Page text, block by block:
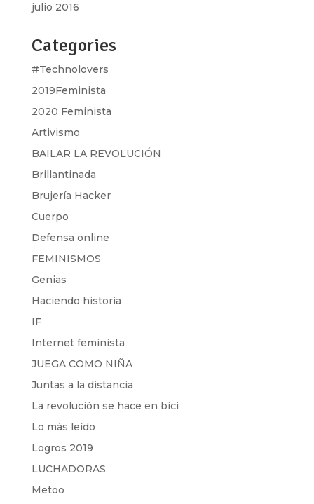
julio 2016
Categories
#Technolovers
2019Feminista
2020 Feminista
Artivismo
BAILAR LA REVOLUCIÓN
Brillantinada
Brujería Hacker
Cuerpo
Defensa online
FEMINISMOS
Genias
Haciendo historia
IF
Internet feminista
JUEGA COMO NIÑA
Juntas a la distancia
La revolución se hace en bici
Lo más leído
Logros 2019
LUCHADORAS
Metoo